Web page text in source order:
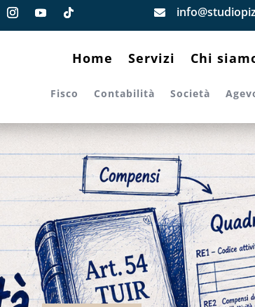

Home Servizi Chi
Fisco Contabilità Società